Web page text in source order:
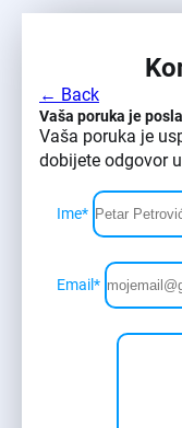
← Back
Vaša poruka je
Vaša poruka je
dobijete odgovor
Ime*
Email*